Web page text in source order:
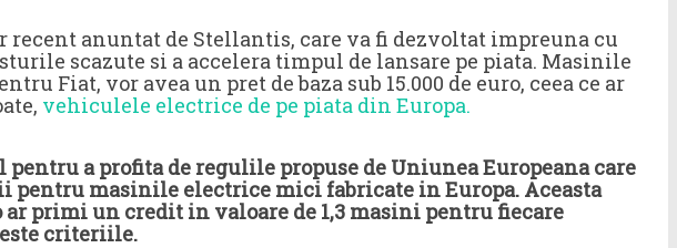
recent anuntat de Stellantis, care va fi dezvoltat impreuna cu
scazute si a accelera timpul de lansare pe piata. Masinile
Fiat, vor avea un pret de baza sub 15.000 de euro, ceea ce ar
vehiculele electrice de pe piata din Europa.
a profita de regulile propuse de Uniunea Europeana care
pentru masinile electrice mici fabricate in Europa. Aceasta
primi un credit in valoare de 1,3 masini pentru fiecare
criteriile.